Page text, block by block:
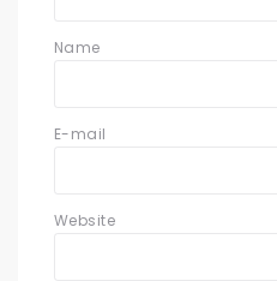
Name
E-mail
Website